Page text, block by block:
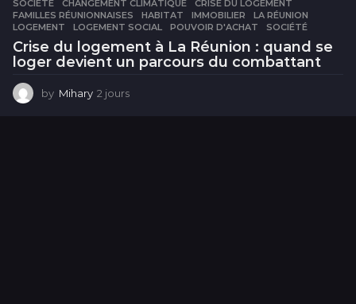
SOCIÉTÉ CHANGEMENT CLIMATIQUE ,CRISE DU LOGEMENT
FAMILLES RÉUNIONNAISES
,HABITAT ,IMMOBILIER ,LA RÉUNION
LOGEMENT
,LOGEMENT SOCIAL ,POUVOIR D'ACHAT ,SOCIÉTÉ
Crise du logement à La Réunion : quand se
loger devient un parcours du combattant
by Mihary 2 jours